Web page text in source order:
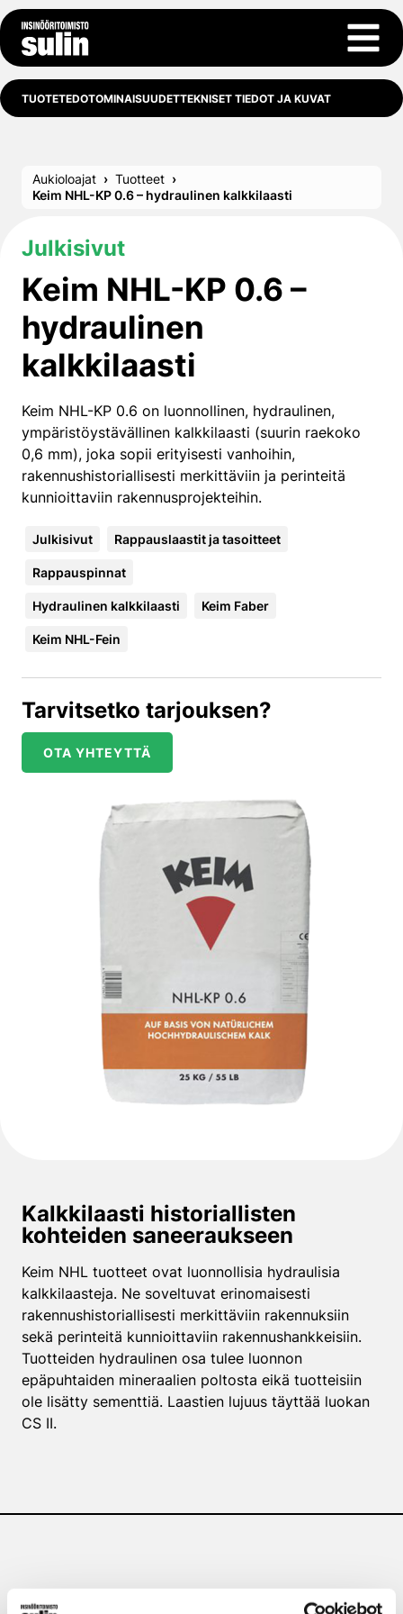
Siirry sisältöön
Avaa
TUOTETEDOTOMINAISUUDETTEKNISET TIEDOT JA KUVAT
Aukioloajat
Tuotteet
Keim NHL-KP 0.6 – hydraulinen kalkkilaasti
Julkisivut
Keim NHL-KP 0.6 –
hydraulinen
kalkkilaasti
Keim NHL-KP 0.6 on luonnollinen, hydraulinen,
ympäristöystävällinen kalkkilaasti (suurin raekoko
0,6 mm), joka sopii erityisesti vanhoihin,
rakennushistoriallisesti merkittäviin ja perinteitä
kunnioittaviin rakennusprojekteihin.
Julkisivut Rappauslaastit ja tasoitteet
Rappauspinnat
Hydraulinen kalkkilaasti Keim Faber
Keim NHL-Fein
Tarvitsetko tarjouksen?
OTA YHTEYTTÄ
Kalkkilaasti historiallisten
kohteiden saneeraukseen
Keim NHL tuotteet ovat luonnollisia hydraulisia
kalkkilaasteja. Ne soveltuvat erinomaisesti
rakennushistoriallisesti merkittäviin rakennuksiin
sekä perinteitä kunnioittaviin rakennushankkeisiin.
Tuotteiden hydraulinen osa tulee luonnon
epäpuhtaiden mineraalien poltosta eikä tuotteisiin
ole lisätty sementtiä. Laastien lujuus täyttää luokan
CS II.